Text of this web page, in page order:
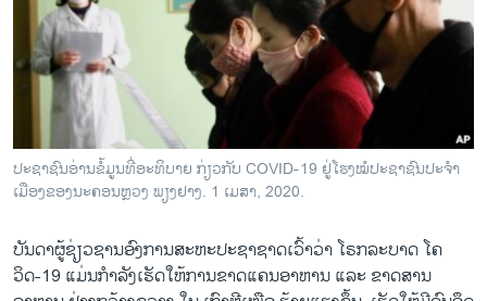
ຊຸມຊົນຊາວລາວ
ວິທະຍາສາດ-ເທັກໂນໂລຈີ
ທຸລະກິດ
ພາສາອັງກິດ
ວີດີໂອ
ລາຍການກະຈາຍສຽງ
ຕິດຕາມພວກເຮົາ ທີ່
ປະຊາຊົນອ່ານຂໍ້ມູນທີ່ອະທິບາຍ ກ່ຽວກັບ COVID-19 ຢູ່ໂຮງໝໍປະຊາຊົນປະຈຳ
ເມືອງຂອງນະຄອນຫຼວງ ພຽງຢາງ. 1 ເມສາ, 2020.
ບັນດາຜູ້ຊ່ຽວຊານອົງການສະຫະປະຊາຊາດເວົ້າວ່າ ໂຣກລະບາດ ໂຄ
ວິດ-19 ແມ່ນກຳລັງເຮັດໃຫ້ການຂາດແຄນອາຫານ ແລະ ຂາດສານ